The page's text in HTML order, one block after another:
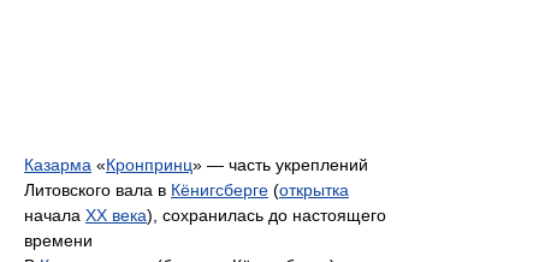
Казарма «Кронпринц» — часть укреплений
Литовского вала в Кёнигсберге (открытка
начала XX века), сохранилась до настоящего
времени